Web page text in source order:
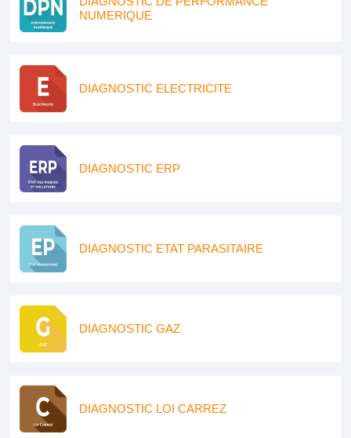
NUMERIQUE
DIAGNOSTIC ELECTRICITE
DIAGNOSTIC ERP
DIAGNOSTIC ETAT PARASITAIRE
DIAGNOSTIC GAZ
DIAGNOSTIC LOI CARREZ